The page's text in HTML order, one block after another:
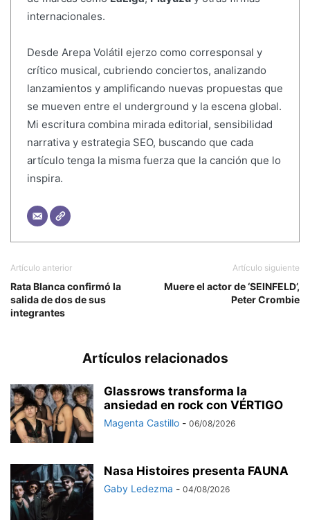
internacionales.
Desde Arepa Volátil ejerzo como corresponsal y
crítico musical, cubriendo conciertos, analizando
lanzamientos y amplificando nuevas propuestas que
se mueven entre el underground y la escena global.
Mi escritura combina mirada editorial, sensibilidad
narrativa y estrategia SEO, buscando que cada
artículo tenga la misma fuerza que la canción que lo
inspira.
Artículo anterior
Rata Blanca confirmó la
salida de dos de sus
integrantes
Artículo siguiente
Muere el actor de ‘SEINFELD’,
Peter Crombie
Artículos relacionados
Glassrows transforma la
ansiedad en rock con VÉRTIGO
Magenta Castillo - 06/08/2026
Nasa Histoires presenta FAUNA
Gaby Ledezma - 04/08/2026